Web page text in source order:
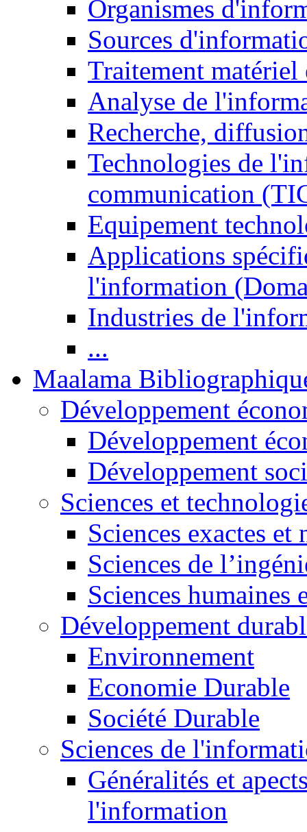
Organismes
Sources
Traitement matériel
Analyse de
Recherche,
Technologies de
communication
Equipement
Applications
l'information
Industries de
...
Maalama
Développement
Développement
Développement
Sciences et
Sciences exactes et
Sciences de
Sciences humaines
Développement
Environnement
Economie Durable
Société Durable
Sciences de
Généralités et
l'information